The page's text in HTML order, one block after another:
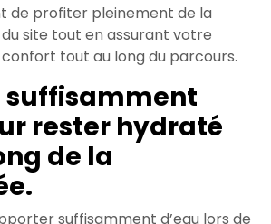
de profiter pleinement de la
site tout en assurant votre
tout au long du parcours.
suffisamment
rester hydraté
de la
suffisamment d’eau lors de